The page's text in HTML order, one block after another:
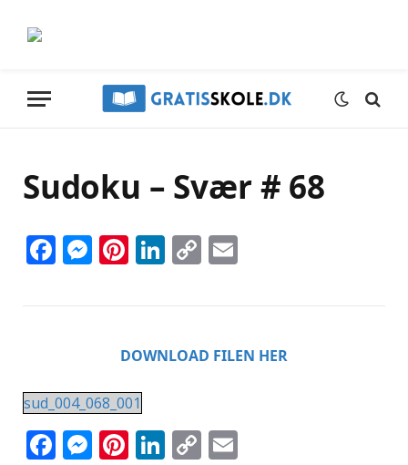
Sudoku – Svær # 68
Facebook
Messenger
Pinterest
LinkedIn
Copy
DOWNLOAD FILEN HER
sud_004_068_001
Facebook
Messenger
Pinterest
LinkedIn
Copy